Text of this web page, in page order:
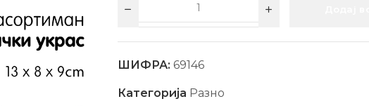
ШИФРА: 69146
Категорија Разно